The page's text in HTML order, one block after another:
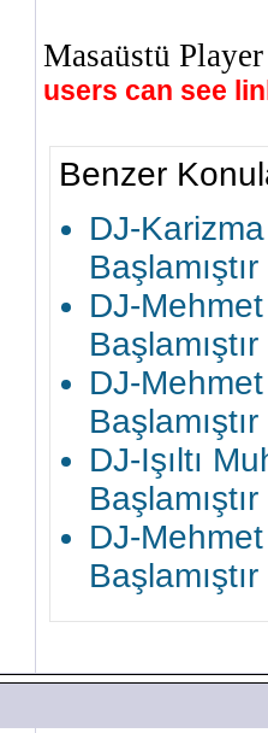
Masaüstü
users can see
Benzer
DJ-
Başlamıştır
DJ-
Başlamıştır
DJ-
Başlamıştır
DJ-Işıltı
Başlamıştır
DJ-
Başlamıştır